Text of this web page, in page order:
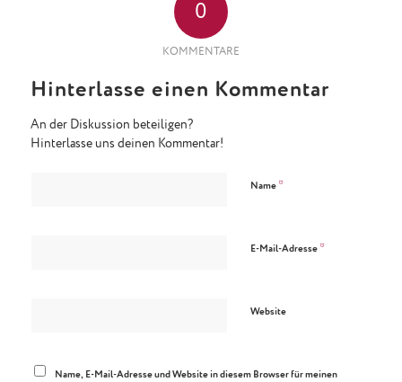
0
KOMMENTARE
Hinterlasse einen Kommentar
An der Diskussion beteiligen?
Hinterlasse uns deinen Kommentar!
Name *
E-Mail-Adresse *
Website
Name, E-Mail-Adresse und Website in diesem Browser für meinen